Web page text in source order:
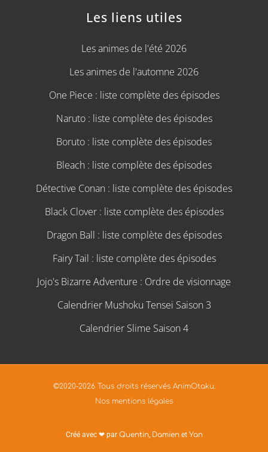
Les liens utiles
Les animes de l'été 2026
Les animes de l'automne 2026
One Piece : liste complète des épisodes
Naruto : liste complète des épisodes
Boruto : liste complète des épisodes
Bleach : liste complète des épisodes
Détective Conan : liste complète des épisodes
Black Clover : liste complète des épisodes
Dragon Ball : liste complète des épisodes
Fairy Tail : liste complète des épisodes
Jojo's Bizarre Adventure : Ordre de visionnage
Calendrier Mushoku Tensei Saison 3
Calendrier Slime Saison 4
©2020-2026 Tous droits réservés AnimOtaku.
Nos mentions légales
Créé avec ❤ par Quentin, Damienet Yan